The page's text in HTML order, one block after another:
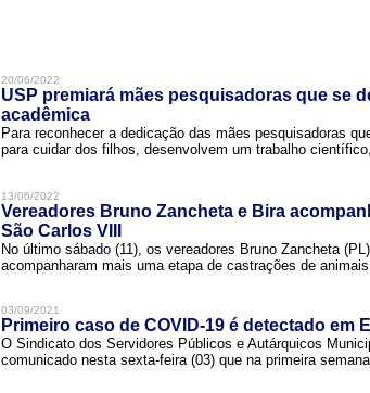
20/06/2022
USP premiará mães pesquisadoras que se
acadêmica
Para reconhecer a dedicação das mães pesquisadoras
para cuidar dos filhos, desenvolvem um trabalho
13/06/2022
Vereadores Bruno Zancheta e Bira
São Carlos VIII
No último sábado (11), os vereadores Bruno Zancheta
acompanharam mais uma etapa de castrações de
03/09/2021
Primeiro caso de COVID-19 é detectado em
O Sindicato dos Servidores Públicos e Autárquicos
comunicado nesta sexta-feira (03) que na primeira